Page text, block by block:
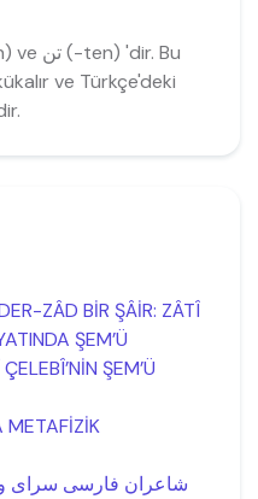
ve Türkçe'deki
ZÂD BİR ŞÂİR: ZÂTÎ
ŞEM’Ü
ŞEM’Ü
METAFİZİK
شاعران فارسی سرای